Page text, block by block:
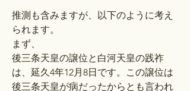
推測も含みますが、以下のように考え
られます。
まず、
後三条天皇の譲位と白河天皇の践祚
は、延久4年12月8日です。この譲位は
後三条天皇が病だったからとも言われ